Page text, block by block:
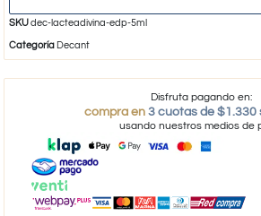
SKUdec-lacteadivina-edp-5ml
Categoría Decant
Disfruta pagando en:
compra en 3 cuotas de $1.330
usando nuestros medios de